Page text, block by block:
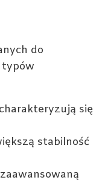
do
typów
się
stabilność